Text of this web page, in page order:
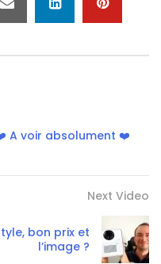
A voir absolument ❤️
Next Video
bon prix et
l’image ?